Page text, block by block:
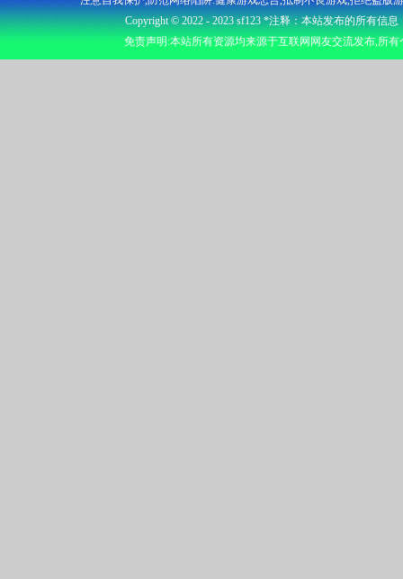
Copyright © 2022 - 2023sf123*注释：本站发布的所有信息
免责声明:本站所有资源均来源于互联网网友交流发布,所